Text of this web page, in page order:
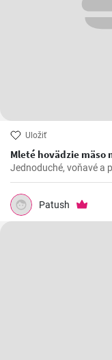
Uložiť
Mleté hovädzie mäso
Jednoduché, voňavé a
Patush